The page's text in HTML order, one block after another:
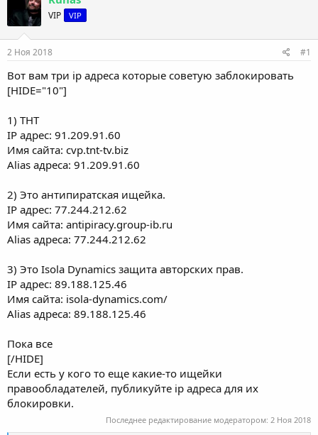
т
е
м
ы
а
ч
а
VIP VIP
2 Ноя 2018 #1
Вот вам три ip адреса которые советую заблокировать
[HIDE="10"]
1) ТНТ
IP адрес: 91.209.91.60
Имя сайта: cvp.tnt-tv.biz
Alias адреса: 91.209.91.60
2) Это антипиратская ищейка.
IP адрес: 77.244.212.62
Имя сайта: antipiracy.group-ib.ru
Alias адреса: 77.244.212.62
3) Это Isola Dynamics защита авторских прав.
IP адрес: 89.188.125.46
Имя сайта: isola-dynamics.com/
Alias адреса: 89.188.125.46
Пока все
[/HIDE]
Если есть у кого то еще какие-то ищейки
правообладателей, публикуйте ip адреса для их
блокировки.
Последнее редактирование модератором: 2 Ноя 2018